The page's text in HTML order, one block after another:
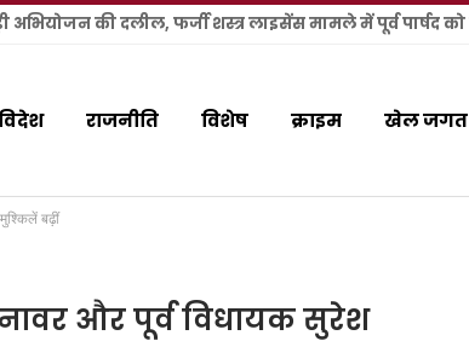
राजनीति विशेष क्राइम खेल जगत
बढ़ीं
और पूर्व विधायक सुरेश